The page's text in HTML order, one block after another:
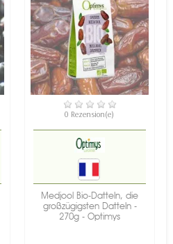
VERFÜGBAR
0 Rezension(e)
Medjool Bio-Datteln, die
großzügigsten Datteln -
270g - Optimys